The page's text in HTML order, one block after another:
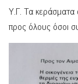
Υ.Γ. Τα κεράσματα
προς όλους όσοι